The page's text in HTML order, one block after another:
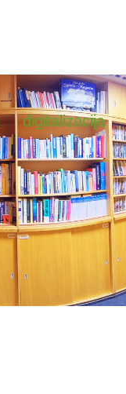
digitalizacija